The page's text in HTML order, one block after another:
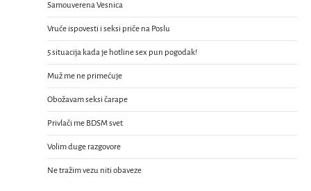
Samouverena Vesnica
Vruće ispovesti i seksi priče na Poslu
5 situacija kada je hotline sex pun pogodak!
Muž me ne primećuje
Obožavam seksi čarape
Privlači me BDSM svet
Volim duge razgovore
Ne tražim vezu niti obaveze